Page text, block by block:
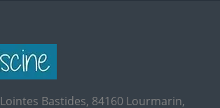
Bastides, 84160 Lourmarin,